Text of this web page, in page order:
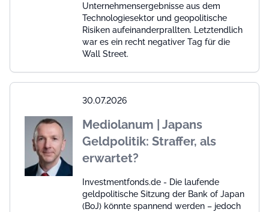
Unternehmensergebnisse aus dem
Technologiesektor und geopolitische
Risiken aufeinanderprallten. Letztendlich
war es ein recht negativer Tag für die
Wall Street.
30.07.2026
Mediolanum | Japans
Geldpolitik: Straffer, als
erwartet?
Investmentfonds.de - Die laufende
geldpolitische Sitzung der Bank of Japan
(BoJ) könnte spannend werden – jedoch